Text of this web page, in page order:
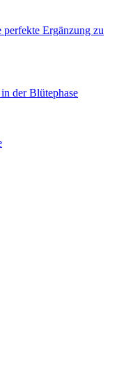
Ergänzung zu
der Blütephase